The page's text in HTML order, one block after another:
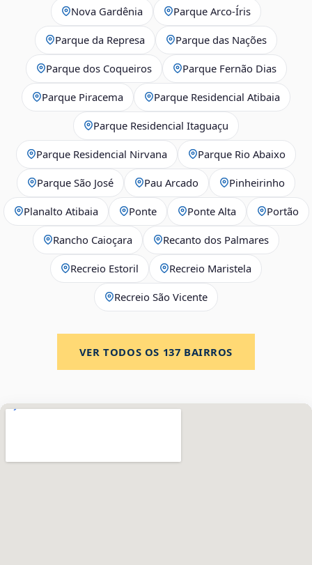
Nova Gardênia Parque Arco-Íris
Parque da Represa Parque das Nações
Parque dos Coqueiros Parque Fernão Dias
Parque Piracema Parque Residencial Atibaia
Parque Residencial Itaguaçu
Parque Residencial Nirvana Parque Rio Abaixo
Parque São José Pau Arcado Pinheirinho
Planalto Atibaia Ponte Ponte Alta Portão
Rancho Caioçara Recanto dos Palmares
Recreio Estoril Recreio Maristela
Recreio São Vicente
VER TODOS OS 137 BAIRROS